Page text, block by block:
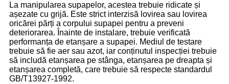
La manipularea supapelor, acestea trebuie ridicate și
așezate cu grijă. Este strict interzisă lovirea sau lovirea
oricărei părți a corpului supapei pentru a preveni
deteriorarea. Înainte de instalare, trebuie verificată
performanța de etanșare a supapei. Mediul de testare
trebuie să fie aer sau azot, iar conținutul inspecției trebuie
să includă etanșarea pe stânga, etanșarea pe dreapta și
etanșarea completă, care trebuie să respecte standardul
GB/T13927-1992.